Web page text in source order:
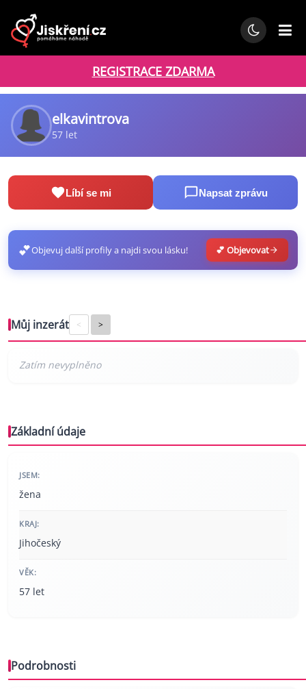
REGISTRACE ZDARMA
elkavintrova
57 let
Líbí se mi Napsat zprávu
💕Objevuj další profily a najdi svou lásku! 💕 Objevovat
Můj inzerát < >
Základní údaje
JSEM:
žena
KRAJ:
Jihočeský
VĚK:
57 let
Podrobnosti